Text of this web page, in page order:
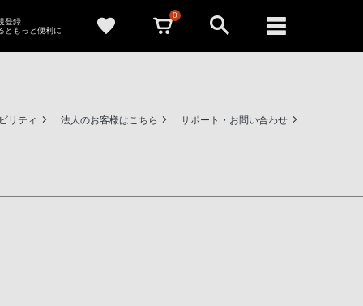
登録
ともっと便利に
0
リティ 法人のお客様はこちら サポート・お問い合わせ